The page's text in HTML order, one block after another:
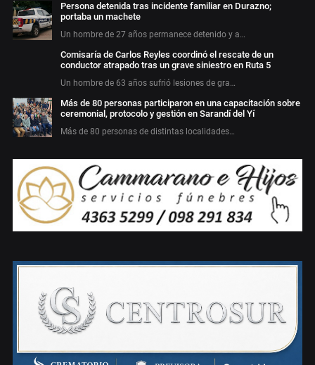
Persona detenida tras incidente familiar en Durazno;
portaba un machete
Un hombre de 27 años permanece detenido y a…
Comisaría de Carlos Reyles coordinó el rescate de un
conductor atrapado tras un grave siniestro en Ruta 5
Un hombre de 63 años sufrió lesiones de gra…
Más de 80 personas participaron en una capacitación sobre
ceremonial, protocolo y gestión en Sarandí del Yí
Más de 80 personas de distintas localidades…